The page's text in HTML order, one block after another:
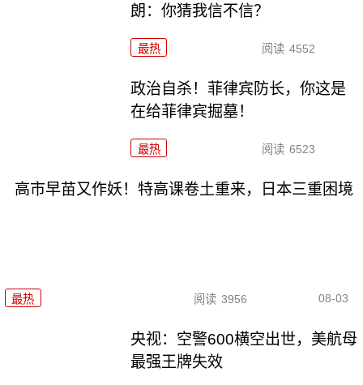
朗：你猜我信不信？
最热 阅读 4552
政治自杀！菲律宾防长，你这是
在给菲律宾掘墓！
最热 阅读 6523
高市早苗又作妖！特高课卷土重来，日本三重困境
最热 阅读 3956 08-03
央视：空警600横空出世，美航母
最强王牌失效